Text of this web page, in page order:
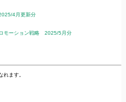
更新分
ション戦略 2025/5月分
れます。